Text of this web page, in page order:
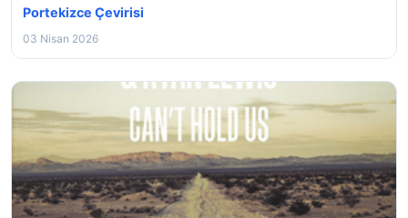
Portekizce Çevirisi
03 Nisan 2026